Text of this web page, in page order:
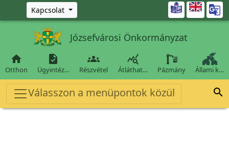
Ugrás a fő tartalomra
Kapcsolat 
Józsefvárosi Önkormányzat

Otthon

Ügyintéz…

Részvétel

Átláthat… Pázmány Állami k…
Válasszon a menüpontok közül 